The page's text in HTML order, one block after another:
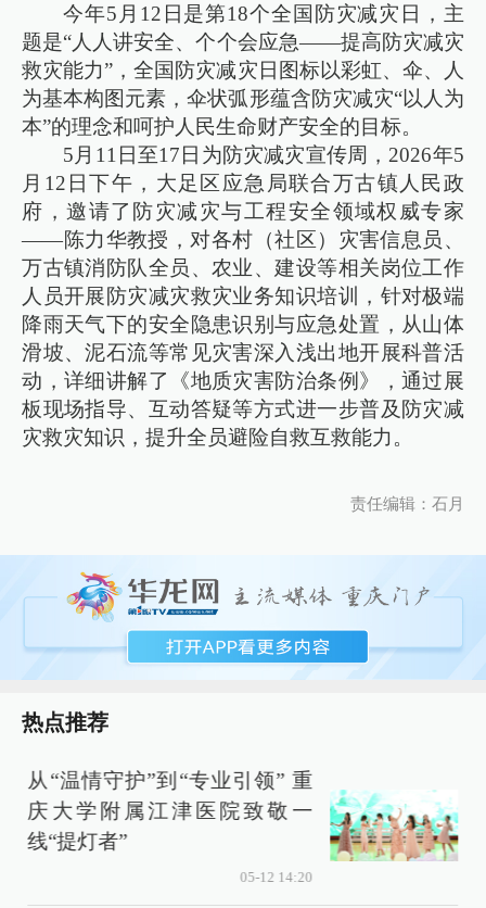
今年5月12日是第18个全国防灾减灾日，主
题是“人人讲安全、个个会应急——提高防灾减灾
救灾能力”，全国防灾减灾日图标以彩虹、伞、人
为基本构图元素，伞状弧形蕴含防灾减灾“以人为
本”的理念和呵护人民生命财产安全的目标。
5月11日至17日为防灾减灾宣传周，2026年5
月12日下午，大足区应急局联合万古镇人民政
府，邀请了防灾减灾与工程安全领域权威专家
——陈力华教授，对各村（社区）灾害信息员、
万古镇消防队全员、农业、建设等相关岗位工作
人员开展防灾减灾救灾业务知识培训，针对极端
降雨天气下的安全隐患识别与应急处置，从山体
滑坡、泥石流等常见灾害深入浅出地开展科普活
动，详细讲解了《地质灾害防治条例》，通过展
板现场指导、互动答疑等方式进一步普及防灾减
灾救灾知识，提升全员避险自救互救能力。
责任编辑：石月
热点推荐
从“温情守护”到“专业引领” 重
庆大学附属江津医院致敬一
线“提灯者”
05-12 14:20